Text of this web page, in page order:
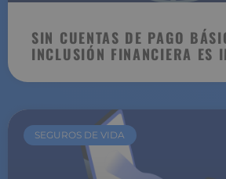
SIN CUENTAS DE PAGO
INCLUSIÓN FINANCIERA ES
SEGUROS DE VIDA